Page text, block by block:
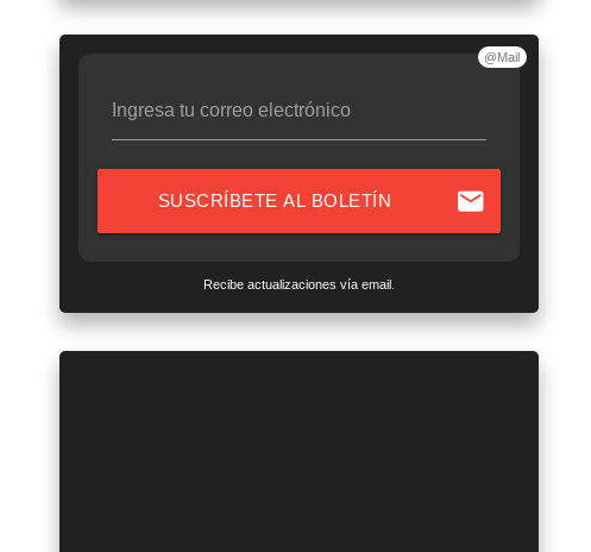
@Mail
Ingresa tu correo electrónico
SUSCRÍBETE AL BOLETÍN mail
Recibe actualizaciones vía email.